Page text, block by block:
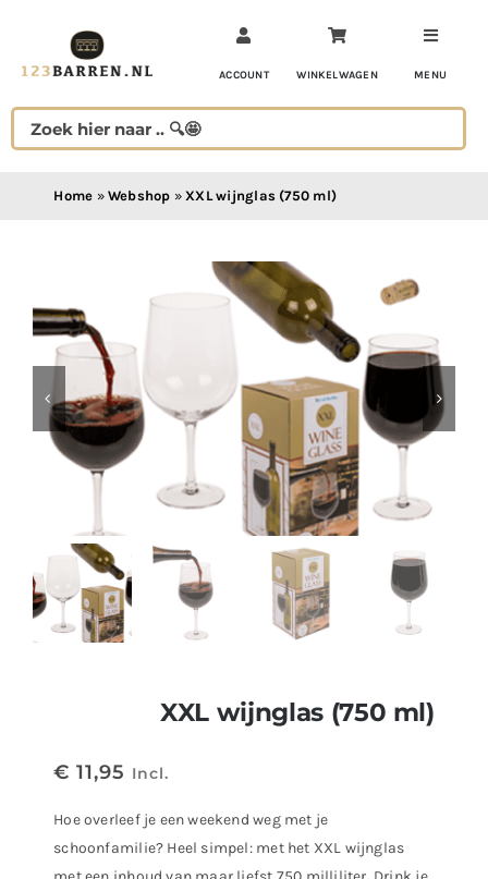
inhoud
ACCOUNT WINKELWAGEN MENU
Home » Webshop »XXL wijnglas (750 ml)
XXL wijnglas (750 ml)
€ 11,95 Incl.
Hoe overleef je een weekend weg met je
schoonfamilie? Heel simpel: met het XXL wijnglas